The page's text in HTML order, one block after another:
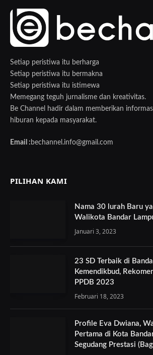
Setiap peristiwa itu berharga
Setiap peristiwa itu bermakna
Setiap peristiwa itu istimewa
Memegang teguh jurnalisme dan kreativitas.
Be Channel hadir dalam memberikan
hiburan kepada masyarakat.
Email : bechannel.info@gmail.com
PILIHAN KAMI
Nama 30 lurah Baru
Walikota Bandar
Januari 3, 2023
23 SD Terbaik di
Kemendikbud,
PPDB 2023
Februari 18, 2023
Profile Eva Dwiana,
Pertama di Kota
Segudang Prestasi